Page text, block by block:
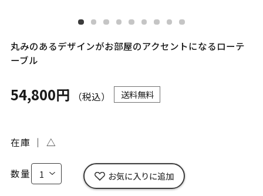
丸みのあるデザインがお部屋のアクセントになるローテ
ーブル
54,800円 （税込） 送料無料
在庫 ｜ △
数量 お気に入りに追加